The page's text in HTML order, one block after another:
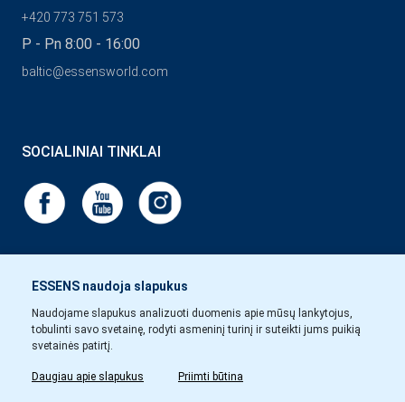
ESSENS naudoja slapukus
Naudojame slapukus analizuoti duomenis apie mūsų lankytojus,
tobulinti savo svetainę, rodyti asmeninį turinį ir suteikti jums puikią
svetainės patirtį.
Daugiau apie slapukus Priimti būtina
+420 773 751 573
P - Pn 8:00 - 16:00
baltic@essensworld.com
SOCIALINIAI TINKLAI